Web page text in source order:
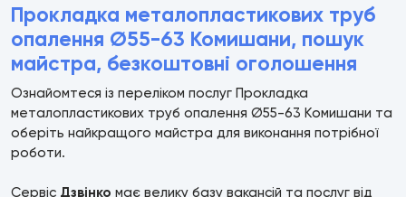
Прокладка металопластикових труб
опалення Ø55-63 Комишани, пошук
майстра, безкоштовні оголошення
Ознайомтеся із переліком послуг Прокладка
металопластикових труб опалення Ø55-63 Комишани та
оберіть найкращого майстра для виконання потрібної
роботи.
Сервіс Дзвінко має велику базу вакансій та послуг від